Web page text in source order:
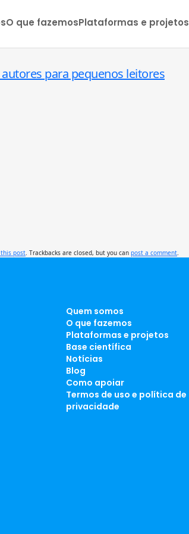
O que fazemosPlataformas e projetos
para pequenos leitores
this post . Trackbacks are closed, but you can post a comment
Quem somos
O que fazemos
Plataformas e projetos
Base científica
Notícias
Blog
Como apoiar
Termos de uso e política de
privacidade